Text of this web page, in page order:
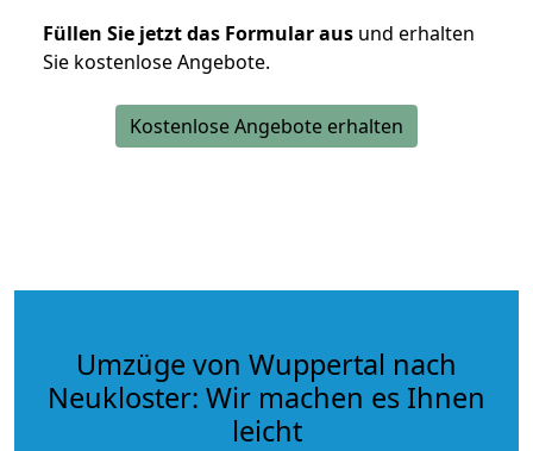
Füllen Sie jetzt das Formular aus und erhalten
Sie kostenlose Angebote.
Kostenlose Angebote erhalten
Umzüge von Wuppertal nach
Neukloster: Wir machen es Ihnen
leicht